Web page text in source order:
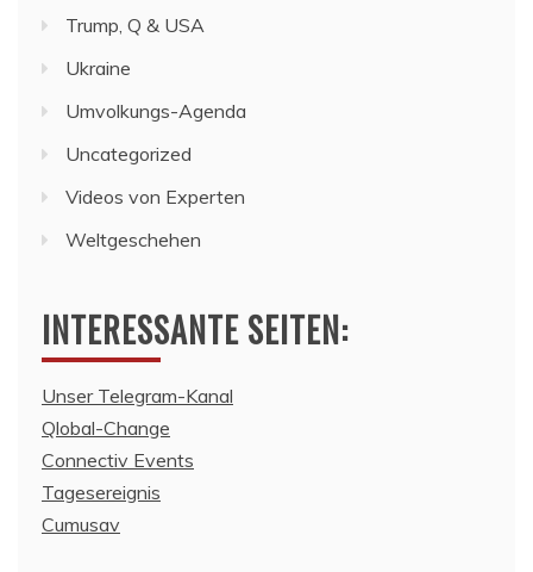
Trump, Q & USA
Ukraine
Umvolkungs-Agenda
Uncategorized
Videos von Experten
Weltgeschehen
INTERESSANTE SEITEN:
Unser Telegram-Kanal
Qlobal-Change
Connectiv Events
Tagesereignis
Cumusav